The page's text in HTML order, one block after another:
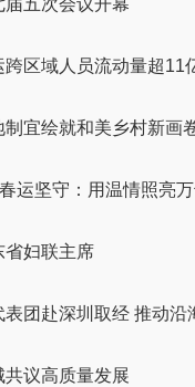
五次会议开幕
跨区域人员流动量超11
制宜绘就和美乡村新画
运坚守：用温情照亮
省妇联主席
表团赴深圳取经 推动沿
议高质量发展